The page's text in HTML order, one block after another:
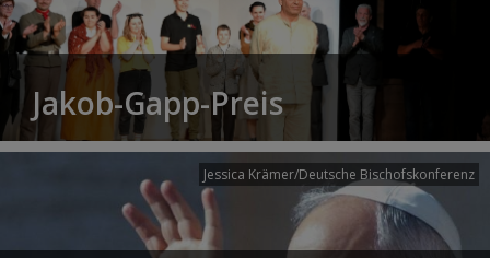
Jakob-Gapp-Preis
Jessica Krämer/Deutsche Bischofskonferenz